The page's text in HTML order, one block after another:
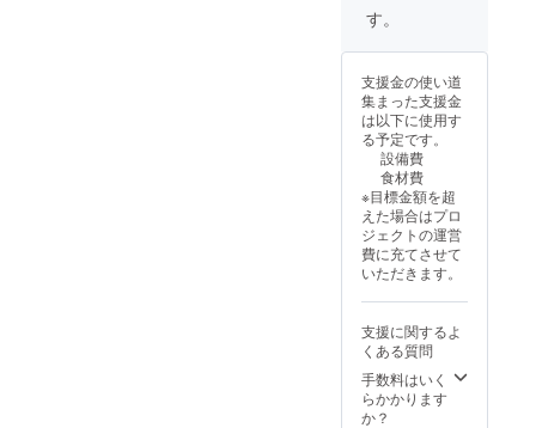
第、発
送させ
ていた
だきま
す。ご
来店の
際はド
リンク
１杯
サービ
ス券を
お持ち
くださ
い。
9月13日
まで(使
用期間
が4日間
と大変
短く
なって
おりま
す。ご
注意く
ださい)
:また、
ランチ
セット
支援し
てくだ
さった
事を確
ご利用
けま
す。 住
所 千
葉県い
すみ市
大原
7952 カ
フェ営
業時間
11:30〜
16:30(L
O
・有効
期限：
2025年
9月10日
から
す。
支援金の使い道
集まった支援金
は以下に使用す
る予定です。
設備費
食材費
※目標金額を超
えた場合はプロ
ジェクトの運営
費に充てさせて
いただきます。
支援に関するよ
くある質問
手数料はいく
らかかります
か？